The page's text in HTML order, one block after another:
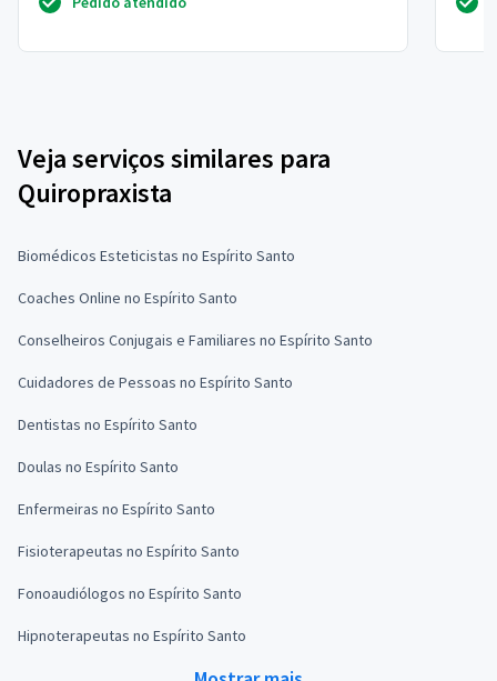
Veja serviços similares para
Quiropraxista
Biomédicos Esteticistas no Espírito Santo
Coaches Online no Espírito Santo
Conselheiros Conjugais e Familiares no Espírito Santo
Cuidadores de Pessoas no Espírito Santo
Dentistas no Espírito Santo
Doulas no Espírito Santo
Enfermeiras no Espírito Santo
Fisioterapeutas no Espírito Santo
Fonoaudiólogos no Espírito Santo
Hipnoterapeutas no Espírito Santo